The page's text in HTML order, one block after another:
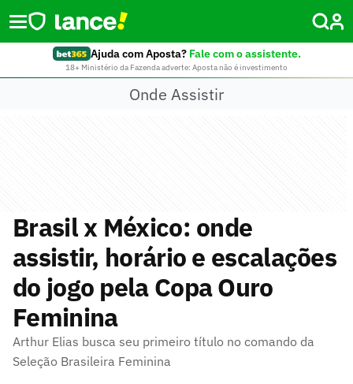
Ajuda com Aposta? Fale com o assistente.
18+ Ministério da Fazenda adverte: Aposta não é investimento
Onde Assistir
Brasil x México: onde
assistir, horário e escalações
do jogo pela Copa Ouro
Feminina
Arthur Elias busca seu primeiro título no comando da
Seleção Brasileira Feminina